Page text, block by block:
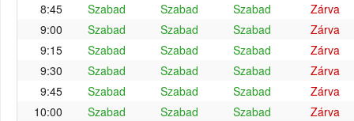
8:45
Szabad Szabad Szabad
Zárva
9:00
Szabad Szabad Szabad
Zárva
9:15
Szabad Szabad Szabad
Zárva
9:30
Szabad Szabad Szabad
Zárva
9:45
Szabad Szabad Szabad
Zárva
10:00
Szabad Szabad Szabad
Zárva